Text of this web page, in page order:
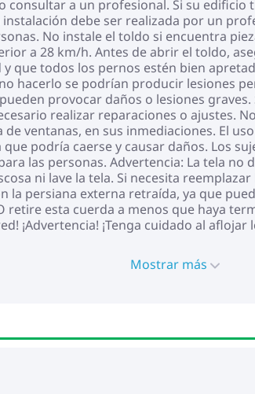
consultar a un profesional. Si su
debe ser realizada por un
No instale el toldo si encuentra
a 28 km/h. Antes de abrir el toldo,
todos los pernos estén bien
hacerlo se podrían producir lesiones
provocar daños o lesiones
realizar reparaciones o ajustes.
ventanas, en sus inmediaciones. El
podría caerse y causar daños. Los
las personas. Advertencia: La tela
ni lave la tela. Si necesita
la persiana externa retraída, ya que
retire esta cuerda a menos que haya
¡Advertencia! ¡Tenga cuidado al
de heladas puede dañar el producto.
Mostrar más